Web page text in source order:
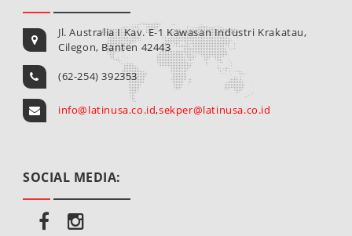
Jl. Australia I Kav. E-1 Kawasan Industri Krakatau,
Cilegon, Banten 42443
(62-254) 392353
info@latinusa.co.id,sekper@latinusa.co.id
SOCIAL MEDIA: